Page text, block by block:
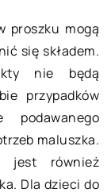
proszku mogą
się składem.
nie będą
przypadków
maluszka.
jest również
Dla dzieci do